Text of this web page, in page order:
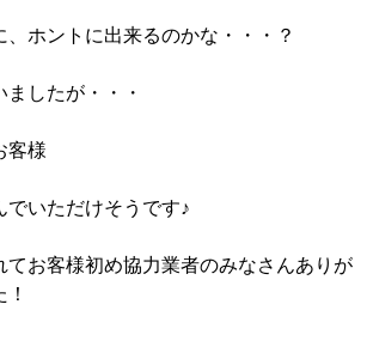
、ホントに出来るのかな・・・？
したが・・・
客様
でいただけそうです♪
てお客様初め協力業者のみなさんありが